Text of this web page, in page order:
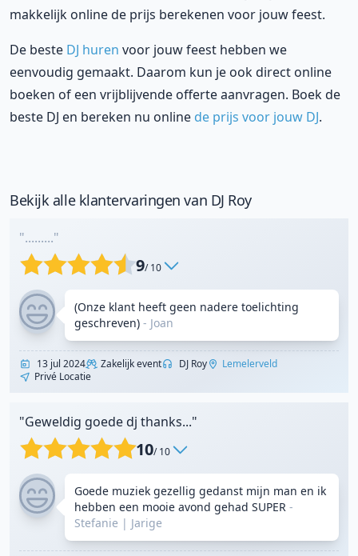
makkelijk online de prijs berekenen voor jouw feest.
De beste DJ huren voor jouw feest hebben we
eenvoudig gemaakt. Daarom kun je ook direct online
boeken of een vrijblijvende offerte aanvragen. Boek de
beste DJ en bereken nu online de prijs voor jouw DJ.
Bekijk alle klantervaringen van DJ Roy
"........."
9/ 10
(Onze klant heeft geen nadere toelichting
geschreven) - Joan
13 jul 2024 Zakelijk event DJ Roy
Lemelerveld
Privé Locatie
"Geweldig goede dj thanks..."
10/ 10
Goede muziek gezellig gedanst mijn man en ik
hebben een mooie avond gehad SUPER -
Stefanie | Jarige